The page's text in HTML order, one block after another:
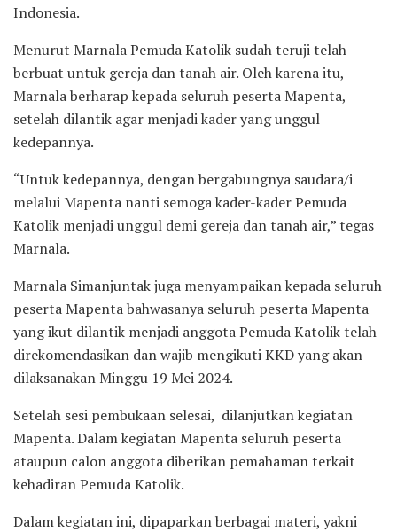
Indonesia.
Menurut Marnala Pemuda Katolik sudah teruji telah
berbuat untuk gereja dan tanah air. Oleh karena itu,
Marnala berharap kepada seluruh peserta Mapenta,
setelah dilantik agar menjadi kader yang unggul
kedepannya.
“Untuk kedepannya, dengan bergabungnya saudara/i
melalui Mapenta nanti semoga kader-kader Pemuda
Katolik menjadi unggul demi gereja dan tanah air,” tegas
Marnala.
Marnala Simanjuntak juga menyampaikan kepada seluruh
peserta Mapenta bahwasanya seluruh peserta Mapenta
yang ikut dilantik menjadi anggota Pemuda Katolik telah
direkomendasikan dan wajib mengikuti KKD yang akan
dilaksanakan Minggu 19 Mei 2024.
Setelah sesi pembukaan selesai, dilanjutkan kegiatan
Mapenta. Dalam kegiatan Mapenta seluruh peserta
ataupun calon anggota diberikan pemahaman terkait
kehadiran Pemuda Katolik.
Dalam kegiatan ini, dipaparkan berbagai materi, yakni